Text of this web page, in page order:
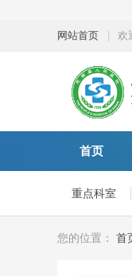
网站首页 欢
首页
重点科室
您的位置： 首